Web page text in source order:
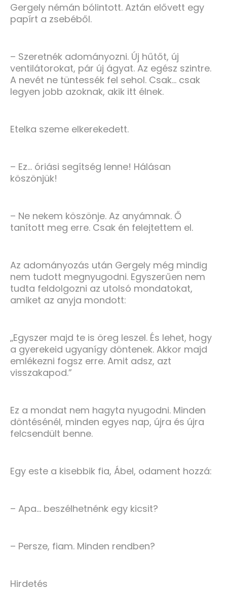
Gergely némán bólintott. Aztán elővett egy
papírt a zsebéből.
– Szeretnék adományozni. Új hűtőt, új
ventilátorokat, pár új ágyat. Az egész szintre.
A nevét ne tüntessék fel sehol. Csak… csak
legyen jobb azoknak, akik itt élnek.
Etelka szeme elkerekedett.
– Ez… óriási segítség lenne! Hálásan
köszönjük!
– Ne nekem köszönje. Az anyámnak. Ő
tanított meg erre. Csak én felejtettem el.
Az adományozás után Gergely még mindig
nem tudott megnyugodni. Egyszerűen nem
tudta feldolgozni az utolsó mondatokat,
amiket az anyja mondott:
„Egyszer majd te is öreg leszel. És lehet, hogy
a gyerekeid ugyanígy döntenek. Akkor majd
emlékezni fogsz erre. Amit adsz, azt
visszakapod.”
Ez a mondat nem hagyta nyugodni. Minden
döntésénél, minden egyes nap, újra és újra
felcsendült benne.
Egy este a kisebbik fia, Ábel, odament hozzá:
– Apa… beszélhetnénk egy kicsit?
– Persze, fiam. Minden rendben?
Hirdetés